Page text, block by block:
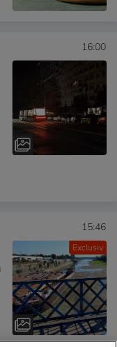
16:00
Exclusiv
15:46